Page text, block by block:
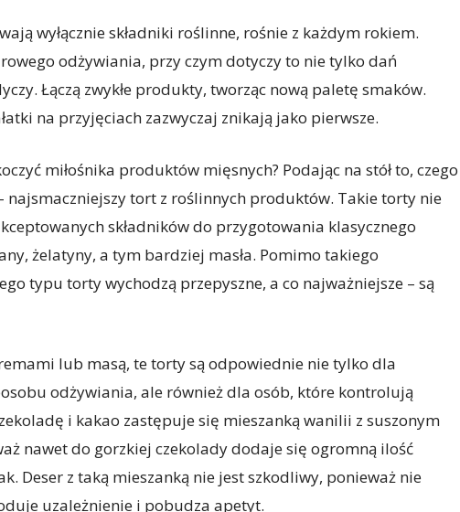
wyłącznie składniki roślinne, rośnie z każdym rokiem.
odżywiania, przy czym dotyczy to nie tylko dań
Łączą zwykłe produkty, tworząc nową paletę smaków.
na przyjęciach zazwyczaj znikają jako pierwsze.
miłośnika produktów mięsnych? Podając na stół to, czego
najsmaczniejszy tort z roślinnych produktów. Takie torty nie
składników do przygotowania klasycznego
żelatyny, a tym bardziej masła. Pomimo takiego
typu torty wychodzą przepyszne, a co najważniejsze – są
lub masą, te torty są odpowiednie nie tylko dla
odżywiania, ale również dla osób, które kontrolują
i kakao zastępuje się mieszanką wanilii z suszonym
nawet do gorzkiej czekolady dodaje się ogromną ilość
Deser z taką mieszanką nie jest szkodliwy, ponieważ nie
uzależnienie i pobudza apetyt.